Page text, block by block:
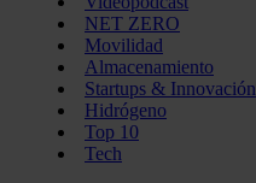
NET ZERO
Movilidad
Almacenamiento
Startups & Innovación
Hidrógeno
Top 10
Tech